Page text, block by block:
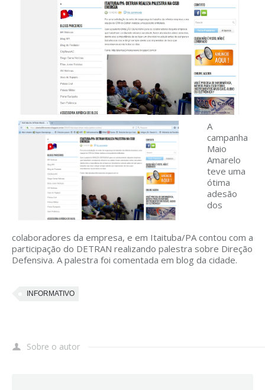
A
campanha
Maio
Amarelo
teve uma
ótima
adesão
dos
colaboradores da empresa, e em Itaituba/PA contou com a
participação do DETRAN realizando palestra sobre Direção
Defensiva. A palestra foi comentada em blog da cidade.
INFORMATIVO
Sobre o autor